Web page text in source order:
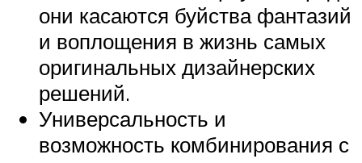
они касаются буйства фантазий
и воплощения в жизнь самых
оригинальных дизайнерских
решений.
Универсальность и
возможность комбинирования с